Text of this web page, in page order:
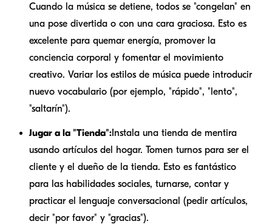
Cuando la música se detiene, todos se "congelan" en
una pose divertida o con una cara graciosa. Esto es
excelente para quemar energía, promover la
conciencia corporal y fomentar el movimiento
creativo. Variar los estilos de música puede introducir
nuevo vocabulario (por ejemplo, "rápido", "lento",
"saltarín").
Jugar a la "Tienda": Instala una tienda de mentira
usando artículos del hogar. Tomen turnos para ser el
cliente y el dueño de la tienda. Esto es fantástico
para las habilidades sociales, turnarse, contar y
practicar el lenguaje conversacional (pedir artículos,
decir "por favor" y "gracias").